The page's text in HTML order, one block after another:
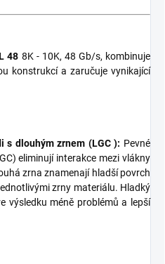
48 8K - 10K, 48 Gb/s, kombinuje
konstrukcí a zaručuje vynikající
s dlouhým zrnem (LGC ): Pevné
eliminují interakce mezi vlákny
zrna znamenají hladší povrch
zrny materiálu. Hladký
výsledku méně problémů a lepší